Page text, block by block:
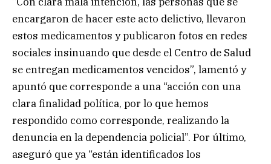
encargaron de hacer este acto delictivo, llevaron
estos medicamentos y publicaron fotos en redes
sociales insinuando que desde el Centro de Salud
se entregan medicamentos vencidos”, lamentó y
apuntó que corresponde a una “acción con una
clara finalidad política, por lo que hemos
respondido como corresponde, realizando la
denuncia en la dependencia policial”. Por último,
aseguró que ya “están identificados los